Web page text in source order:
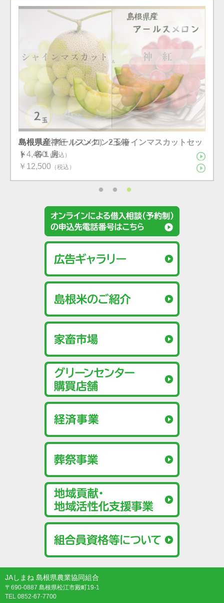
島根県産 シャインマスカット １房（600g）（7月下
旬〜8月上旬）
（税込）
島根県産神紅（シンク）・シャインマスカットセッ
ト 各１房
（税込）
島根県産 アールスメロン2玉箱
￥4,400（税込）
JAしまね 島根県農業協同組合
〒690-0887 島根県松江市殿町19-1
TEL 0852-67-7700